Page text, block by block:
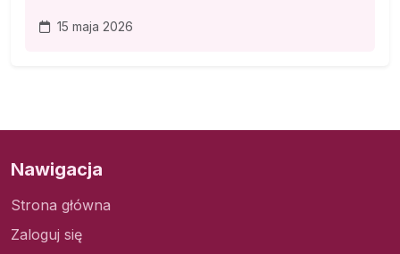
15 maja 2026
Nawigacja
Strona główna
Zaloguj się